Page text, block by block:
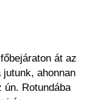
át az
ahonnan
ún. Rotundába